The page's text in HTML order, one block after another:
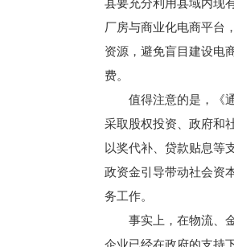
县要充分利用县域内现
厂房与商业化电商平台
资源，避免盲目建设电
费。
值得注意的是，《
采取股权投资、政府和
以奖代补、贷款贴息等
政资金引导带动社会资
务工作。
事实上，在物流、